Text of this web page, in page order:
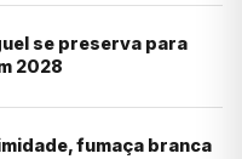
se preserva para
2028
fumaça branca